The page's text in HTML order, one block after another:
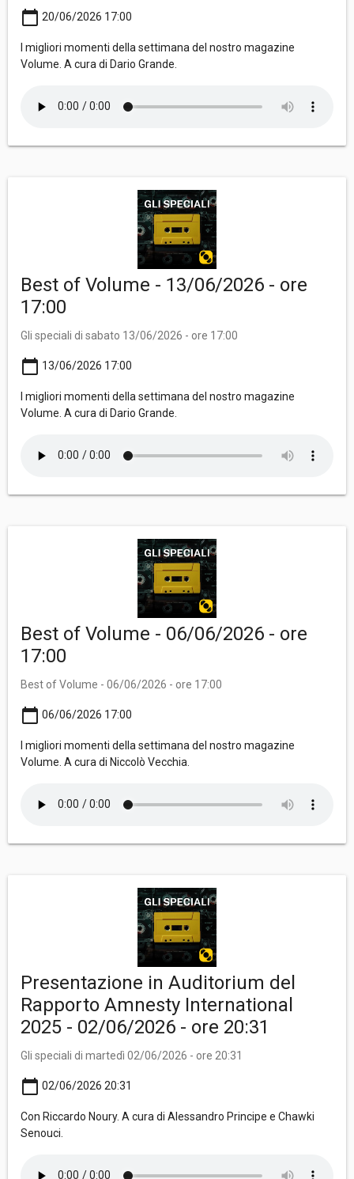
calendar_today 20/06/2026 17:00
I migliori momenti della settimana del nostro magazine
Volume. A cura di Dario Grande.
Best of Volume - 13/06/2026 - ore
17:00
Gli speciali di sabato 13/06/2026 - ore 17:00
calendar_today 13/06/2026 17:00
I migliori momenti della settimana del nostro magazine
Volume. A cura di Dario Grande.
Best of Volume - 06/06/2026 - ore
17:00
Best of Volume - 06/06/2026 - ore 17:00
calendar_today 06/06/2026 17:00
I migliori momenti della settimana del nostro magazine
Volume. A cura di Niccolò Vecchia.
Presentazione in Auditorium del
Rapporto Amnesty International
2025 - 02/06/2026 - ore 20:31
Gli speciali di martedì 02/06/2026 - ore 20:31
calendar_today 02/06/2026 20:31
Con Riccardo Noury. A cura di Alessandro Principe e Chawki
Senouci.